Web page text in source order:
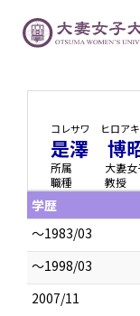
コレサワ ヒロアキ
是澤 博
所属
大妻
職種
教授
学歴
～1983/03
～1998/03
2007/11